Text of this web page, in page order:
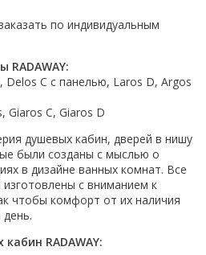
по индивидуальным
Delos C с панелью, Laros D, Argos
Giaros C, Giaros D
душевых кабин, дверей в нишу
были созданы с мыслью о
в дизайне ванных комнат. Все
изготовлены с вниманием к
чтобы комфорт от их наличия
RADAWAY: